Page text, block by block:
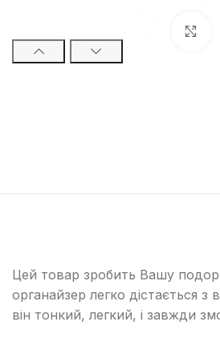
Цей товар зробить Вашу
органайзер легко дістається
він тонкий, легкий, і завжди